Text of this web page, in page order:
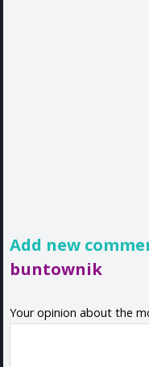
Add new
buntownik
Your opinion about the